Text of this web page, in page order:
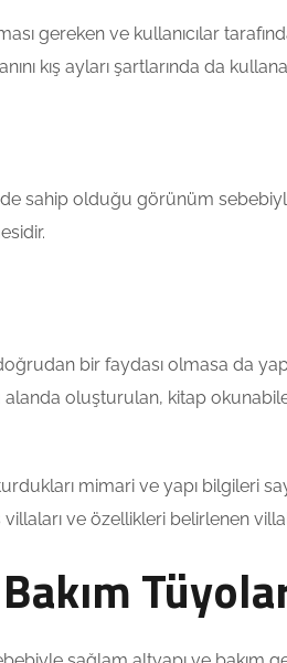
gereken ve kullanıcılar
kış ayları şartlarında da
sahip olduğu görünüm
bir faydası olmasa da
oluşturulan, kitap
mimari ve yapı bilgileri
villaları ve özellikleri belirlenen